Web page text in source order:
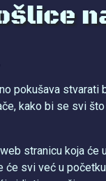
pokušava stvarati
kako bi se svi što
stranicu koja će
će svi već u početku